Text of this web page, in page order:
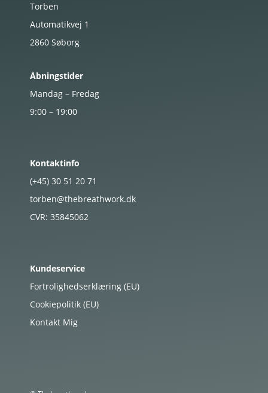
Torben
Automatikvej 1
2860 Søborg
Åbningstider
Mandag – Fredag
9:00 – 19:00
Kontaktinfo
(+45) 30 51 20 71
torben@thebreathwork.dk
CVR: 35845062
Kundeservice
Fortrolighedserklæring (EU)
Cookiepolitik (EU)
Kontakt Mig